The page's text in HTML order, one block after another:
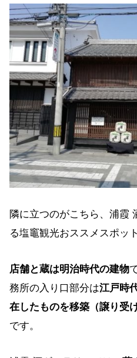
隣に立つのがこちら、浦霞
る塩竈観光おススメスポッ
店舗と蔵は明治時代の建物
務所の入り口部分は江戸時
在したものを移築（譲り受け
です。